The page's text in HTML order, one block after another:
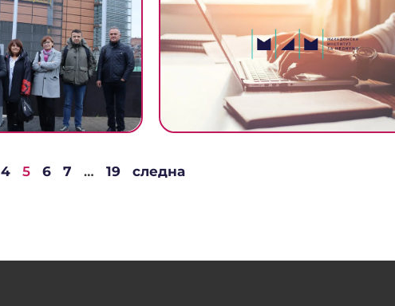
4 5 6 7 … 19 следна